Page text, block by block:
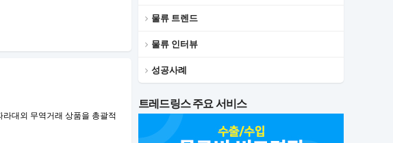
대외 무역거래 상품을 총괄적
물류 트렌드
물류 인터뷰
성공사례
트레드링스 주요 서비스